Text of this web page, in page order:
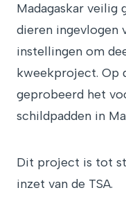
Madagaskar veilig
dieren ingevlogen
instellingen om
kweekproject. Op
geprobeerd het
schildpadden in
Dit project is tot
inzet van de TSA.